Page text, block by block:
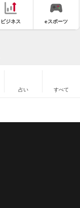
ビジネス eスポーツ
占い すべて